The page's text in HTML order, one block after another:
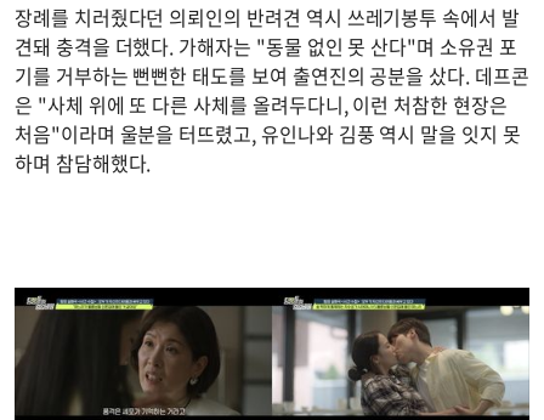
장례를 치러줬다던 의뢰인의 반려견 역시 쓰레기봉투 속에서 발
견돼 충격을 더했다. 가해자는 "동물 없인 못 산다"며 소유권 포
기를 거부하는 뻔뻔한 태도를 보여 출연진의 공분을 샀다. 데프콘
은 "사체 위에 또 다른 사체를 올려두다니, 이런 처참한 현장은
처음"이라며 울분을 터뜨렸고, 유인나와 김풍 역시 말을 잇지 못
하며 참담해했다.